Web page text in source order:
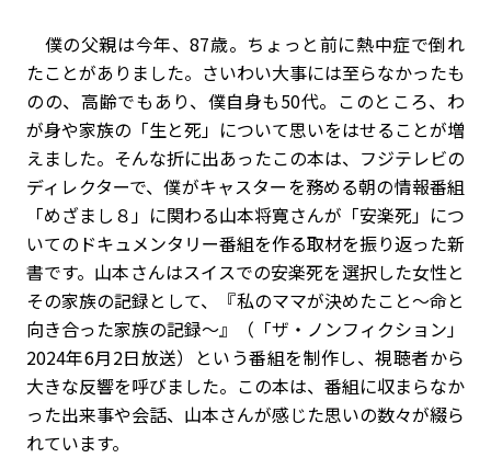
僕の父親は今年、87歳。ちょっと前に熱中症で倒れ
たことがありました。さいわい大事には至らなかったも
のの、高齢でもあり、僕自身も50代。このところ、わ
が身や家族の「生と死」について思いをはせることが増
えました。そんな折に出あったこの本は、フジテレビの
ディレクターで、僕がキャスターを務める朝の情報番組
「めざまし８」に関わる山本将寛さんが「安楽死」につ
いてのドキュメンタリー番組を作る取材を振り返った新
書です。山本さんはスイスでの安楽死を選択した女性と
その家族の記録として、『私のママが決めたこと～命と
向き合った家族の記録～』（「ザ・ノンフィクション」
2024年6月2日放送）という番組を制作し、視聴者から
大きな反響を呼びました。この本は、番組に収まらなか
った出来事や会話、山本さんが感じた思いの数々が綴ら
れています。